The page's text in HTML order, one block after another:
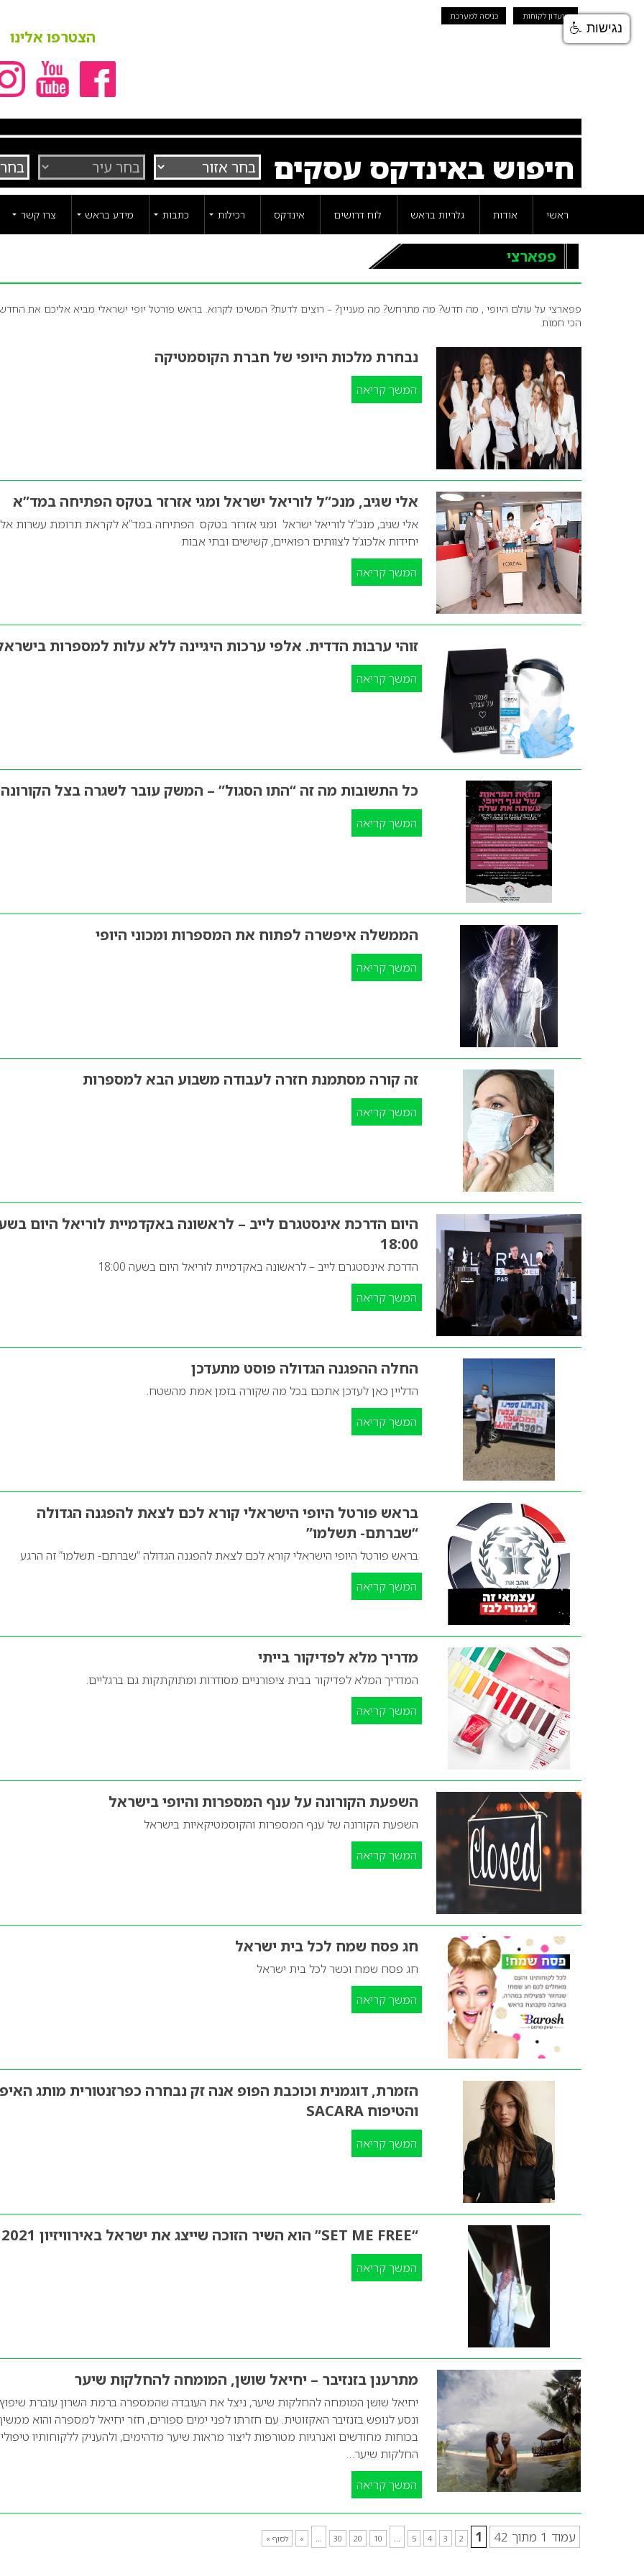
מועדון לקוחות כניסה למערכת
הצטרפו אלינו
חיפוש באינדקס עסקים
ראשי אודות גלריות בראש לוח דרושים אינדקס רכילות כתבות מידע בראש צרו קשר
פפארצי
פפארצי על עולם היופי , מה חדש? מה מתרחש? מה מעניין? – רוצים לדעת? המשיכו לקרוא. בראש פורטל יופי ישראלי מביא אליכם את
הכי חמות.
נבחרת מלכות היופי של חברת הקוסמטיקה
המשך קריאה
אלי שגיב, מנכ”ל לוריאל ישראל ומגי אזרזר בטקס הפתיחה במד”א
אלי שגיב, מנכ”ל לוריאל ישראל ומגי אזרזר בטקס הפתיחה במד”א לקראת תרומת עשרות
יחידות אלכוג’ל לצוותים רפואיים, קשישים ובתי אבות
המשך קריאה
זוהי ערבות הדדית. אלפי ערכות היגיינה ללא עלות למספרות
המשך קריאה
כל התשובות מה זה “התו הסגול” – המשק עובר לשגרה בצל הקורונה
המשך קריאה
הממשלה איפשרה לפתוח את המספרות ומכוני היופי
המשך קריאה
זה קורה מסתמנת חזרה לעבודה משבוע הבא למספרות
המשך קריאה
היום הדרכת אינסטגרם לייב – לראשונה באקדמיית לוריאל היום
18:00
הדרכת אינסטגרם לייב – לראשונה באקדמיית לוריאל היום בשעה 18:00
המשך קריאה
החלה ההפגנה הגדולה פוסט מתעדכן
הדליין כאן לעדכן אתכם בכל מה שקורה בזמן אמת מהשטח.
המשך קריאה
בראש פורטל היופי הישראלי קורא לכם לצאת להפגנה הגדולה
“שברתם- תשלמו”
בראש פורטל היופי הישראלי קורא לכם לצאת להפגנה הגדולה “שברתם- תשלמו” זה הרגע
המשך קריאה
מדריך מלא לפדיקור בייתי
המדריך המלא לפדיקור בבית ציפורניים מסודרות ומתוקתקות גם ברגליים.
המשך קריאה
השפעת הקורונה על ענף המספרות והיופי בישראל
השפעת הקורונה של ענף המספרות והקוסמטיקאיות בישראל
המשך קריאה
חג פסח שמח לכל בית ישראל
חג פסח שמח וכשר לכל בית ישראל
המשך קריאה
הזמרת, דוגמנית וכוכבת הפופ אנה זק נבחרה כפרזנטורית מותג
והטיפוח SACARA
המשך קריאה
“SET ME FREE” הוא השיר הזוכה שייצג את ישראל באירוויזיון 2021
המשך קריאה
מתרענן בזנזיבר – יחיאל שושן, המומחה להחלקות שיער
יחיאל שושן המומחה להחלקות שיער, ניצל את העובדה שהמספרה ברמת השרון עוברת שיפוץ
ונסע לנופש בזנזיבר האקזוטית. עם חזרתו לפני ימים ספורים, חזר יחיאל למספרה והוא
בכוחות מחודשים ואנרגיות מטורפות ליצור מראות שיער מדהימים, ולהעניק ללקוחותיו טיפולי
החלקות שיער…
המשך קריאה
עמוד 1 מתוך 42 1
2
3
4
5
...
10
20
30
...
» לסוף »
נגישות